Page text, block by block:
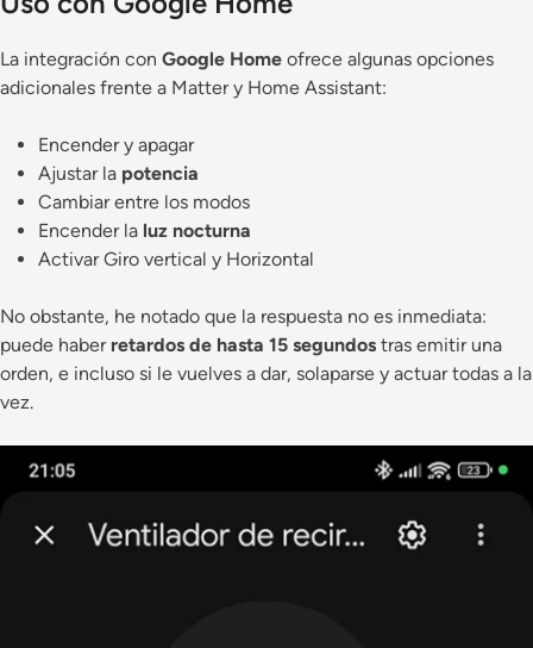
La integración con Google Home ofrece algunas opciones
adicionales frente a Matter y Home Assistant:
Encender y apagar
Ajustar la potencia
Cambiar entre los modos
Encender la luz nocturna
Activar Giro vertical y Horizontal
No obstante, he notado que la respuesta no es inmediata:
puede haber retardos de hasta 15 segundos tras emitir una
orden, e incluso si le vuelves a dar, solaparse y actuar todas a la
vez.